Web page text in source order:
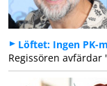
Löftet: Ingen PK-
Regissören